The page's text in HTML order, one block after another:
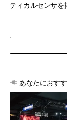
ティカルセンサを
あなたにおす